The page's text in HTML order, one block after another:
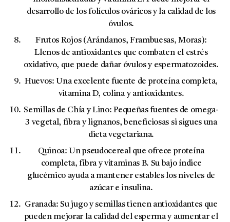
desarrollo de los folículos ováricos y la calidad de los
óvulos.
Frutos Rojos (Arándanos, Frambuesas, Moras):
Llenos de antioxidantes que combaten el estrés
oxidativo, que puede dañar óvulos y espermatozoides.
Huevos: Una excelente fuente de proteína completa,
vitamina D, colina y antioxidantes.
Semillas de Chía y Lino: Pequeñas fuentes de omega-
3 vegetal, fibra y lignanos, beneficiosas si sigues una
dieta vegetariana.
Quinoa: Un pseudocereal que ofrece proteína
completa, fibra y vitaminas B. Su bajo índice
glucémico ayuda a mantener estables los niveles de
azúcar e insulina.
Granada: Su jugo y semillas tienen antioxidantes que
pueden mejorar la calidad del esperma y aumentar el